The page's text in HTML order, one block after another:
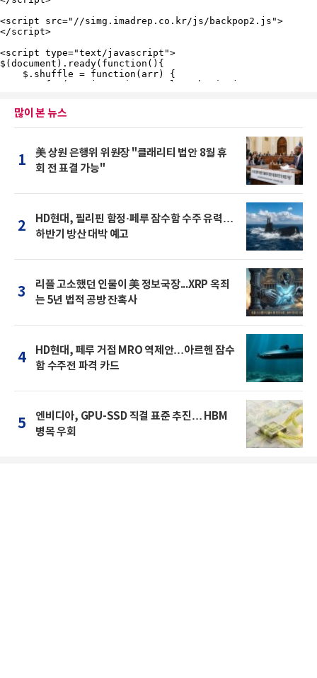
많이 본 뉴스
1
美 상원 은행위 위원장 "클래리티 법안 8월 휴
회 전 표결 가능"
2
HD현대, 필리핀 함정·페루 잠수함 수주 유력…
하반기 방산 대박 예고
3
리플 고소했던 인물이 美 정보국장...XRP 옥죄
는 5년 법적 공방 잔혹사
4
HD현대, 페루 거점 MRO 역제안…아르헨 잠수
함 수주전 파격 카드
5
엔비디아, GPU-SSD 직결 표준 추진… HBM
병목 우회